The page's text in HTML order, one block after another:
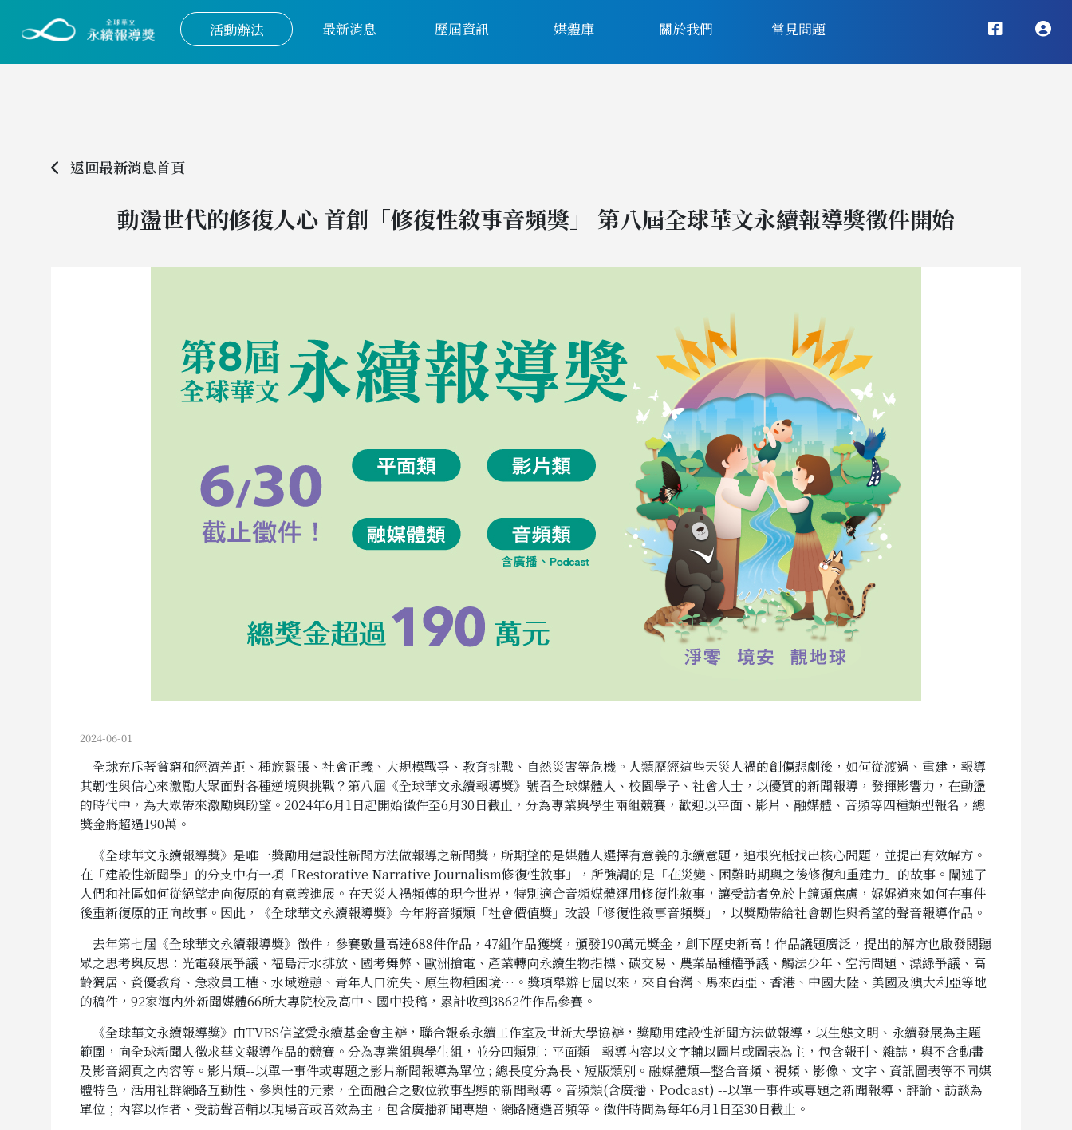
活動辦法 最新消息 歷屆資訊 媒體庫 關於我們 常見問題
返回最新消息首頁
動盪世代的修復人心 首創「修復性敘事音頻獎」 第八屆全球華文永續報導獎徵件開始
2024-06-01
全球充斥著貧窮和經濟差距、種族緊張、社會正義、大規模戰爭、教育挑戰、自然災害等危機。人類歷經這些天災人禍的創傷悲劇後，如何從渡過、重建，報導
其韌性與信心來激勵大眾面對各種逆境與挑戰？第八屆《全球華文永續報導獎》號召全球媒體人、校園學子、社會人士，以優質的新聞報導，發揮影響力，在動盪
的時代中，為大眾帶來激勵與盼望。2024年6月1日起開始徵件至6月30日截止，分為專業與學生兩組競賽，歡迎以平面、影片、融媒體、音頻等四種類型報名，總
獎金將超過190萬。
《全球華文永續報導獎》是唯一獎勵用建設性新聞方法做報導之新聞獎，所期望的是媒體人選擇有意義的永續意題，追根究柢找出核心問題，並提出有效解方。
在「建設性新聞學」的分支中有一項「Restorative Narrative Journalism修復性敘事」，所強調的是「在災變、困難時期與之後修復和重建力」的故事。闡述了
人們和社區如何從絕望走向復原的有意義進展。在天災人禍頻傳的現今世界，特別適合音頻媒體運用修復性敘事，讓受訪者免於上鏡頭焦慮，娓娓道來如何在事件
後重新復原的正向故事。因此，《全球華文永續報導獎》今年將音頻類「社會價值獎」改設「修復性敘事音頻獎」，以獎勵帶給社會韌性與希望的聲音報導作品。
去年第七屆《全球華文永續報導獎》徵件，參賽數量高達688件作品，47組作品獲獎，頒發190萬元獎金，創下歷史新高！作品議題廣泛，提出的解方也啟發閱聽
眾之思考與反思：光電發展爭議、福島汙水排放、國考舞弊、歐洲搶電、產業轉向永續生物指標、碳交易、農業品種權爭議、觸法少年、空污問題、漂綠爭議、高
齡獨居、資優教育、急救員工權、水域遊憩、青年人口流失、原生物種困境…。獎項舉辦七屆以來，來自台灣、馬來西亞、香港、中國大陸、美國及澳大利亞等地
的稿件，92家海內外新聞媒體66所大專院校及高中、國中投稿，累計收到3862件作品參賽。
《全球華文永續報導獎》由TVBS信望愛永續基金會主辦，聯合報系永續工作室及世新大學協辦，獎勵用建設性新聞方法做報導，以生態文明、永續發展為主題
範圍，向全球新聞人徵求華文報導作品的競賽。分為專業組與學生組，並分四類別：平面類—報導內容以文字輔以圖片或圖表為主，包含報刊、雜誌，與不含動畫
及影音網頁之內容等。影片類--以單一事件或專題之影片新聞報導為單位 ; 總長度分為長、短版類別。融媒體類—整合音頻、視頻、影像、文字、資訊圖表等不同媒
體特色，活用社群網路互動性、參與性的元素，全面融合之數位敘事型態的新聞報導。音頻類(含廣播、Podcast) --以單一事件或專題之新聞報導、評論、訪談為
單位；內容以作者、受訪聲音輔以現場音或音效為主，包含廣播新聞專題、網路隨選音頻等。徵件時間為每年6月1日至30日截止。